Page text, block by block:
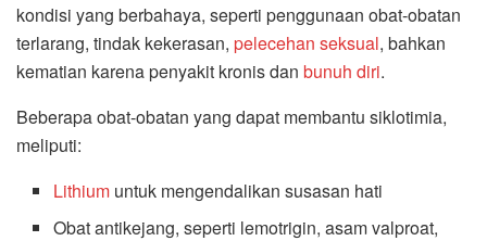
kondisi yang berbahaya, seperti penggunaan obat-obatan
terlarang, tindak kekerasan, pelecehan seksual, bahkan
kematian karena penyakit kronis dan bunuh diri.
Beberapa obat-obatan yang dapat membantu siklotimia,
meliputi:
Lithium untuk mengendalikan susasan hati
Obat antikejang, seperti lemotrigin, asam valproat,